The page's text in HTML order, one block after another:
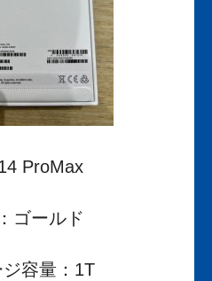
ProMax
ゴールド
容量：1T